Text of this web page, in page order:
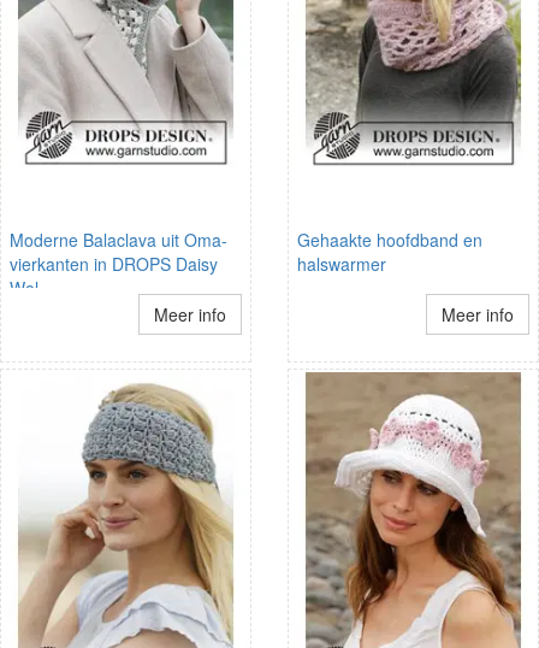
Moderne Balaclava uit Oma-
vierkanten in DROPS Daisy
Wol
Meer info
Gehaakte hoofdband en
halswarmer
Meer info